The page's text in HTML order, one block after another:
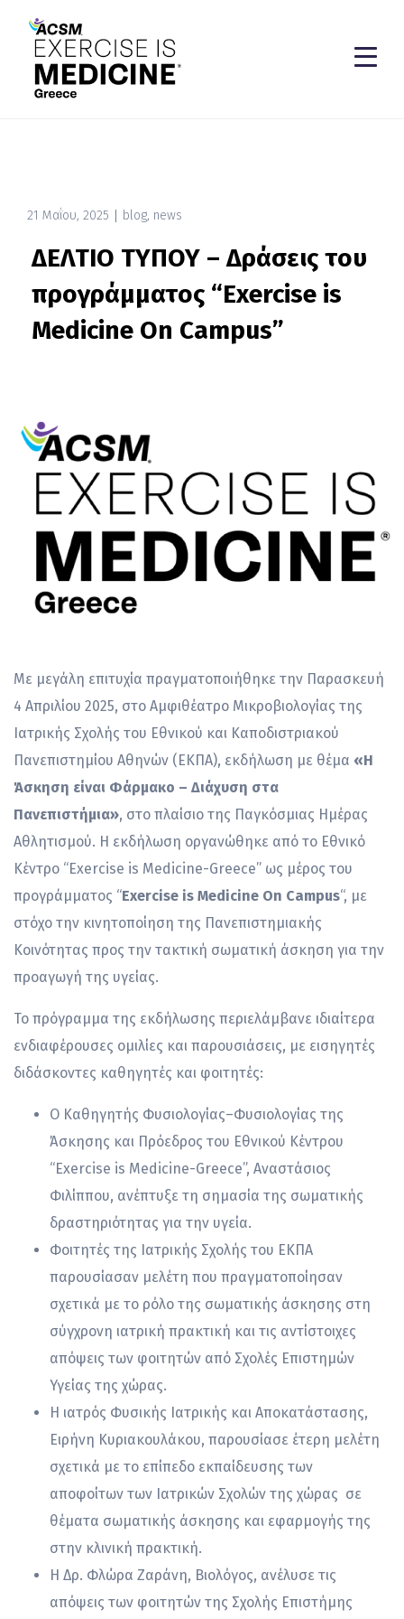
21 Μαΐου, 2025 blog, news
ΔΕΛΤΙΟ ΤΥΠΟΥ – Δράσεις του
προγράμματος “Exercise is
Medicine On Campus”
Με μεγάλη επιτυχία πραγματοποιήθηκε την Παρασκευή
4 Απριλίου 2025, στο Αμφιθέατρο Μικροβιολογίας της
Ιατρικής Σχολής του Εθνικού και Καποδιστριακού
Πανεπιστημίου Αθηνών (ΕΚΠΑ), εκδήλωση με θέμα «Η
Άσκηση είναι Φάρμακο – Διάχυση στα
Πανεπιστήμια», στο πλαίσιο της Παγκόσμιας Ημέρας
Αθλητισμού. Η εκδήλωση οργανώθηκε από το Εθνικό
Κέντρο “Exercise is Medicine-Greece” ως μέρος του
προγράμματος “Exercise is Medicine On Campus“, με
στόχο την κινητοποίηση της Πανεπιστημιακής
Κοινότητας προς την τακτική σωματική άσκηση για την
προαγωγή της υγείας.
Το πρόγραμμα της εκδήλωσης περιελάμβανε ιδιαίτερα
ενδιαφέρουσες ομιλίες και παρουσιάσεις, με εισηγητές
διδάσκοντες καθηγητές και φοιτητές:
Ο Καθηγητής Φυσιολογίας–Φυσιολογίας της
Άσκησης και Πρόεδρος του Εθνικού Κέντρου
“Exercise is Medicine-Greece”, Αναστάσιος
Φιλίππου, ανέπτυξε τη σημασία της σωματικής
δραστηριότητας για την υγεία.
Φοιτητές της Ιατρικής Σχολής του ΕΚΠΑ
παρουσίασαν μελέτη που πραγματοποίησαν
σχετικά με το ρόλο της σωματικής άσκησης στη
σύγχρονη ιατρική πρακτική και τις αντίστοιχες
απόψεις των φοιτητών από Σχολές Επιστημών
Υγείας της χώρας.
Η ιατρός Φυσικής Ιατρικής και Αποκατάστασης,
Ειρήνη Κυριακουλάκου, παρουσίασε έτερη μελέτη
σχετικά με το επίπεδο εκπαίδευσης των
αποφοίτων των Ιατρικών Σχολών της χώρας σε
θέματα σωματικής άσκησης και εφαρμογής της
στην κλινική πρακτική.
Η Δρ. Φλώρα Ζαράνη, Βιολόγος, ανέλυσε τις
απόψεις των φοιτητών της Σχολής Επιστήμης